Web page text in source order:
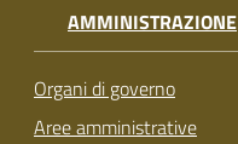
AMMINISTRAZIONE
Organi di governo
Aree amministrative